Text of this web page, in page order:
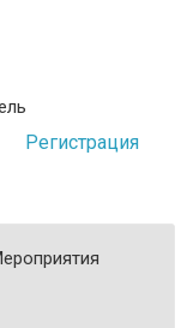
Регистрация